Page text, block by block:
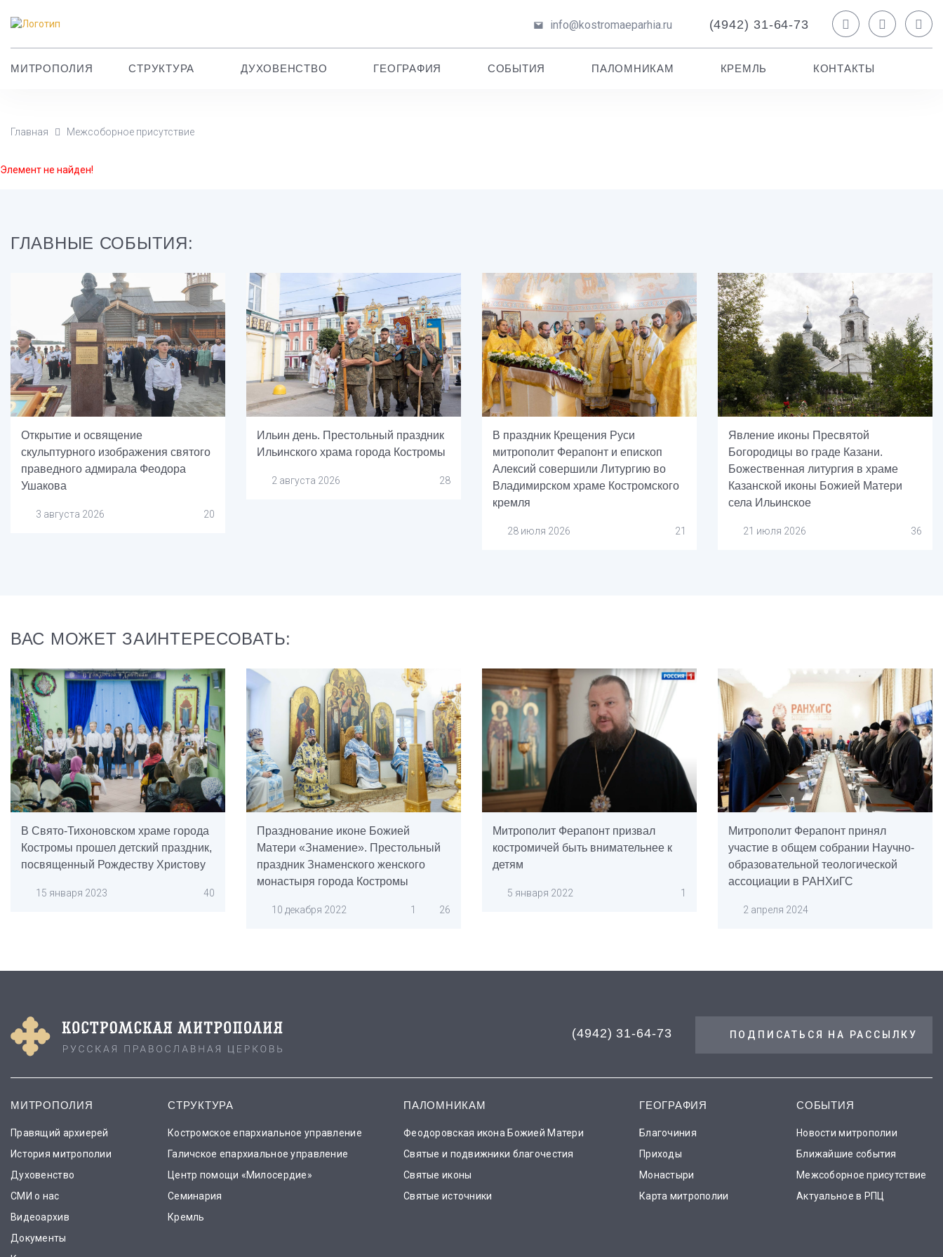
info@kostromaeparhia.ru (4942) 31-64-73
МИТРОПОЛИЯ СТРУКТУРА ДУХОВЕНСТВО ГЕОГРАФИЯ СОБЫТИЯ ПАЛОМНИКАМ КРЕМЛЬ КОНТАКТЫ
Главная Межсоборное присутствие
Элемент не найден!
ГЛАВНЫЕ СОБЫТИЯ:
Открытие и освящение
скульптурного изображения святого
праведного адмирала Феодора
Ушакова
3 августа 2026 20
Ильин день. Престольный праздник
Ильинского храма города Костромы
2 августа 2026 28
В праздник Крещения Руси
митрополит Ферапонт и епископ
Алексий совершили Литургию во
Владимирском храме Костромского
кремля
28 июля 2026 21
Явление иконы Пресвятой
Богородицы во граде Казани.
Божественная литургия в храме
Казанской иконы Божией Матери
села Ильинское
21 июля 2026 36
ВАС МОЖЕТ ЗАИНТЕРЕСОВАТЬ:
В Свято-Тихоновском храме города
Костромы прошел детский праздник,
посвященный Рождеству Христову
15 января 2023 40
Празднование иконе Божией
Матери «Знамение». Престольный
праздник Знаменского женского
монастыря города Костромы
10 декабря 2022 1 26
Митрополит Ферапонт призвал
костромичей быть внимательнее к
детям
5 января 2022 1
Митрополит Ферапонт принял
участие в общем собрании Научно-
образовательной теологической
ассоциации в РАНХиГС
2 апреля 2024
(4942) 31-64-73 ПОДПИСАТЬСЯ НА РАССЫЛКУ
МИТРОПОЛИЯ
Правящий архиерей
История митрополии
Духовенство
СМИ о нас
Видеоархив
Документы
СТРУКТУРА
Костромское епархиальное управление
Галичское епархиальное управление
Центр помощи «Милосердие»
Семинария
Кремль
ПАЛОМНИКАМ
Феодоровская икона Божией Матери
Святые и подвижники благочестия
Святые иконы
Святые источники
ГЕОГРАФИЯ
Благочиния
Приходы
Монастыри
Карта митрополии
СОБЫТИЯ
Новости митрополии
Ближайшие события
Межсоборное присутствие
Актуальное в РПЦ